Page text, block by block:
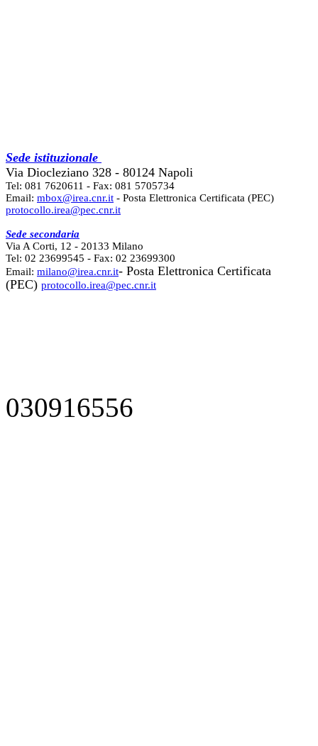
Sede istituzionale
Via Diocleziano 328 - 80124 Napoli
Tel: 081 7620611 - Fax: 081 5705734
Email: mbox@irea.cnr.it - Posta Elettronica Certificata (PEC)
protocollo.irea@pec.cnr.it
Sede secondaria
Via A Corti, 12 - 20133 Milano
Tel: 02 23699545 - Fax: 02 23699300
Email: milano@irea.cnr.it- Posta Elettronica Certificata
(PEC) protocollo.irea@pec.cnr.it
030916556